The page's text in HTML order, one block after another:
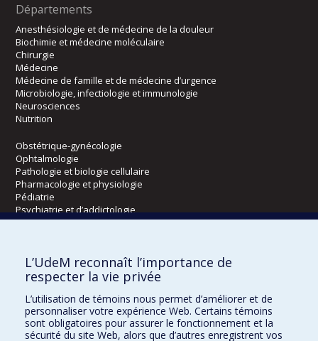
Départements
Anesthésiologie et de médecine de la douleur
Biochimie et médecine moléculaire
Chirurgie
Médecine
Médecine de famille et de médecine d’urgence
Microbiologie, infectiologie et immunologie
Neurosciences
Nutrition
Obstétrique-gynécologie
Ophtalmologie
Pathologie et biologie cellulaire
Pharmacologie et physiologie
Pédiatrie
Psychiatrie et d’addictologie
Radiologie, radio-oncologie et médecine nucléaire
Écoles
Orthophonie et audiologie
Réadaptation
L’UdeM reconnaît l’importance de
respecter la vie privée
L’utilisation de témoins nous permet d’améliorer et de
personnaliser votre expérience Web. Certains témoins
sont obligatoires pour assurer le fonctionnement et la
sécurité du site Web, alors que d’autres enregistrent vos